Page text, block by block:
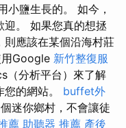
小鹽生長的。 如今，
迎。 如果您真的想拯
則應該在某個沿海村莊
Google 新竹整復服
（分析平台）來了解
的網站。 buffet外
迷你鄉村，不會讓徒
薦 助聽器 推薦 產後